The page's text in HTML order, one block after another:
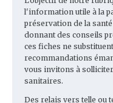
l'information utile à la
préservation de la
donnant des conseils
ces fiches ne
recommandations
vous invitons à
sanitaires.
Des relais vers telle ou